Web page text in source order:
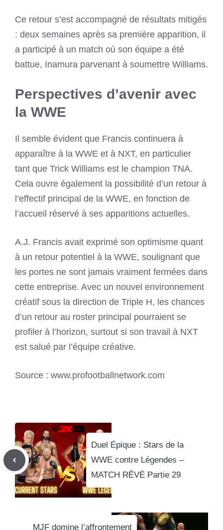
Ce retour s’est accompagné de résultats mitigés
: deux semaines après sa première apparition, il
a participé à un match où son équipe a été
battue, Inamura parvenant à soumettre Williams.
Perspectives d’avenir avec
la WWE
Il semble évident que Francis continuera à
apparaître à la WWE et à NXT, en particulier
tant que Trick Williams est le champion TNA.
Cela ouvre également la possibilité d’un retour à
l’effectif principal de la WWE, en fonction de
l’accueil réservé à ses apparitions actuelles.
A.J. Francis avait exprimé son optimisme quant
à un retour potentiel à la WWE, soulignant que
les portes ne sont jamais vraiment fermées dans
cette entreprise. Avec un nouvel environnement
créatif sous la direction de Triple H, les chances
d’un retour au roster principal pourraient se
profiler à l’horizon, surtout si son travail à NXT
est salué par l’équipe créative.
Source : www.profootballnetwork.com
Duel Épique : Stars de la
WWE contre Légendes –
MATCH RÊVÉ Partie 29
MJF domine l’affrontement